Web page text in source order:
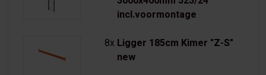
incl.voormontage
8x Ligger 185cm Kimer "Z-S"
new